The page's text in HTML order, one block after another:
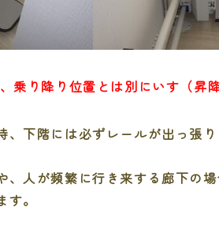
乗り降り位置とは別にいす（昇
、下階には必ずレールが出っ張
、人が頻繁に行き来する廊下の
。